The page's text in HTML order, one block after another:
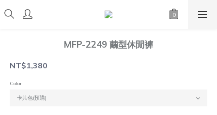
MFP-2249 繭型休閒褲
NT$1,380
Color